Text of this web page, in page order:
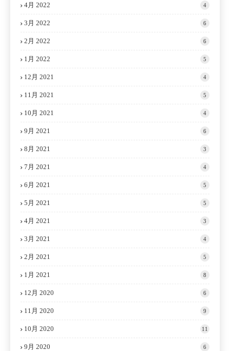
4月 2022 4
3月 2022 6
2月 2022 6
1月 2022 5
12月 2021 4
11月 2021 5
10月 2021 4
9月 2021 6
8月 2021 3
7月 2021 4
6月 2021 5
5月 2021 5
4月 2021 3
3月 2021 4
2月 2021 5
1月 2021 8
12月 2020 6
11月 2020 9
10月 2020 11
9月 2020 6